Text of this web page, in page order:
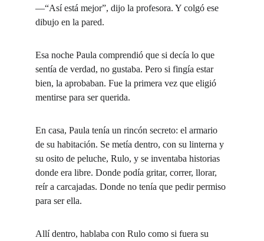
—“Así está mejor”, dijo la profesora. Y colgó ese
dibujo en la pared.
Esa noche Paula comprendió que si decía lo que
sentía de verdad, no gustaba. Pero si fingía estar
bien, la aprobaban. Fue la primera vez que eligió
mentirse para ser querida.
En casa, Paula tenía un rincón secreto: el armario
de su habitación. Se metía dentro, con su linterna y
su osito de peluche, Rulo, y se inventaba historias
donde era libre. Donde podía gritar, correr, llorar,
reír a carcajadas. Donde no tenía que pedir permiso
para ser ella.
Allí dentro, hablaba con Rulo como si fuera su